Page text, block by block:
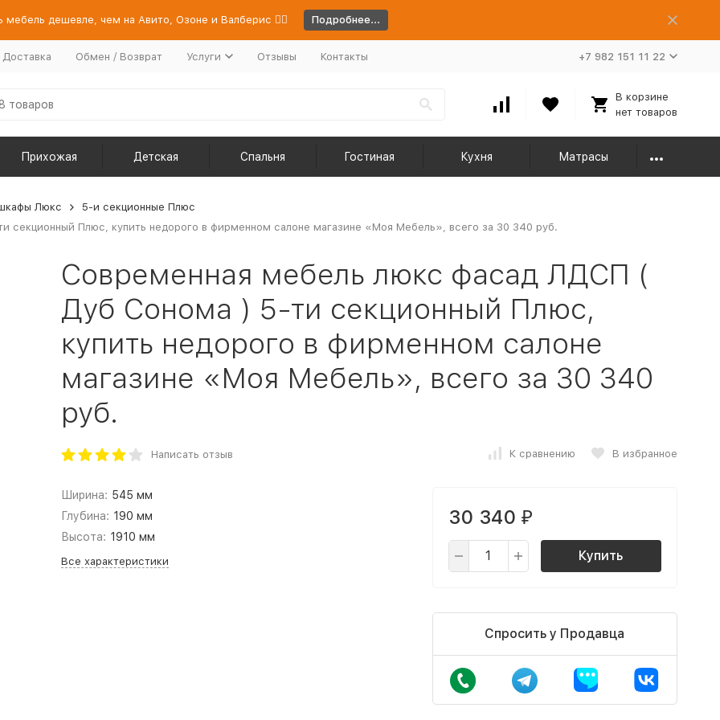
мебель дешевле, чем на Авито, Озоне и Валберис 👉🏻 Подробнее...
Обмен / Возврат Услуги Отзывы Контакты +7 982 151 11 22
В корзине
нет товаров
Прихожая Детская Спальня Гостиная Кухня Матрасы
Люкс
5-и секционные Плюс
Плюс, купить недорого в фирменном салоне магазине «Моя Мебель», всего за 30 340 руб.
Современная мебель люкс фасад ЛДСП (
Дуб Сонома ) 5-ти секционный Плюс,
купить недорого в фирменном салоне
магазине «Моя Мебель», всего за 30 340
руб.
Написать отзыв К сравнению В избранное
Ширина: 545 мм
Глубина: 190 мм
Высота: 1910 мм
Все характеристики
30 340 ₽
Купить
Спросить у Продавца